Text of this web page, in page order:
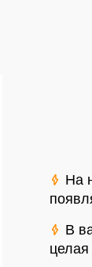
На
В
целая